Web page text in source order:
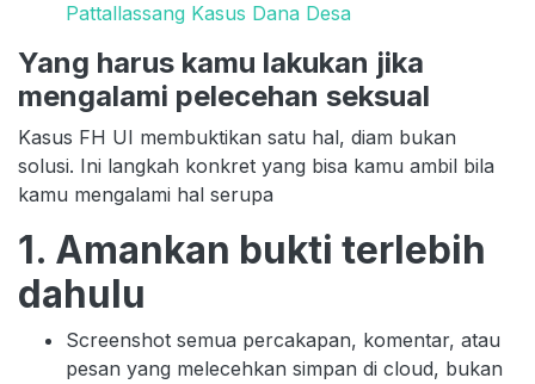
Pattallassang Kasus Dana Desa
Yang harus kamu lakukan jika
mengalami pelecehan seksual
Kasus FH UI membuktikan satu hal, diam bukan
solusi. Ini langkah konkret yang bisa kamu ambil bila
kamu mengalami hal serupa
1. Amankan bukti terlebih
dahulu
Screenshot semua percakapan, komentar, atau
pesan yang melecehkan simpan di cloud, bukan